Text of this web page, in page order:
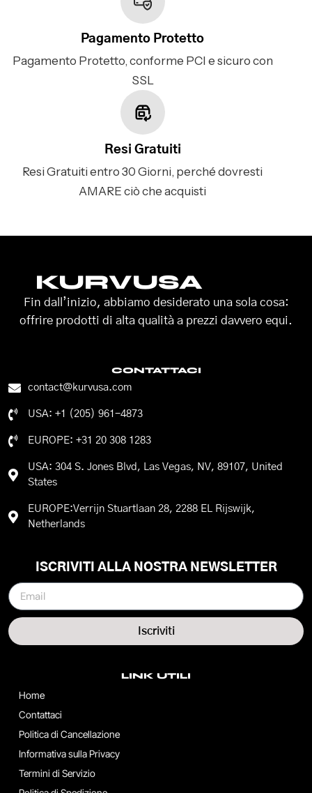
Pagamento Protetto
Pagamento Protetto, conforme PCI e sicuro con
SSL
Resi Gratuiti
Resi Gratuiti entro 30 Giorni, perché dovresti
AMARE ciò che acquisti
KURVUSA
Fin dall’inizio, abbiamo desiderato una sola cosa:
offrire prodotti di alta qualità a prezzi davvero equi.
CONTATTACI
contact@kurvusa.com
USA: +1 (205) 961-4873
EUROPE: +31 20 308 1283
USA: 304 S. Jones Blvd, Las Vegas, NV, 89107, United
States
EUROPE:Verrijn Stuartlaan 28, 2288 EL Rijswijk,
Netherlands
LINK UTILI
Home
Contattaci
Politica di Cancellazione
Informativa sulla Privacy
Termini di Servizio
ISCRIVITI ALLA NOSTRA NEWSLETTER
Iscriviti